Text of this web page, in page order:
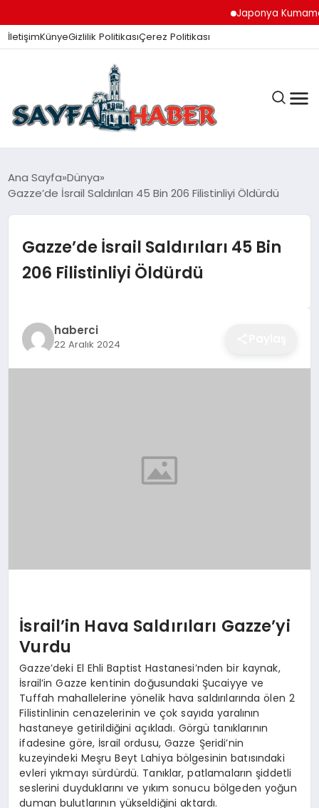
Japonya Kumamoto
İletişimKünyeGizlilik PolitikasıÇerez Politikası
ANA SAYFA
İZMIR HABERLERI
EĞITIM
Ana Sayfa Dünya
Gazze’de İsrail Saldırıları 45 Bin 206 Filistinliyi Öldürdü
Gazze’de İsrail Saldırıları 45 Bin
206 Filistinliyi Öldürdü
haberci
22 Aralık 2024
İsrail’in Hava Saldırıları Gazze’yi
Vurdu
Gazze’deki El Ehli Baptist Hastanesi’nden bir kaynak,
İsrail’in Gazze kentinin doğusundaki Şucaiyye ve
Tuffah mahallelerine yönelik hava saldırılarında ölen 2
Filistinlinin cenazelerinin ve çok sayıda yaralının
hastaneye getirildiğini açıkladı. Görgü tanıklarının
ifadesine göre, İsrail ordusu, Gazze Şeridi’nin
kuzeyindeki Meşru Beyt Lahiya bölgesinin batısındaki
evleri yıkmayı sürdürdü. Tanıklar, patlamaların şiddetli
seslerini duyduklarını ve yıkım sonucu bölgeden yoğun
duman bulutlarının yükseldiğini aktardı.